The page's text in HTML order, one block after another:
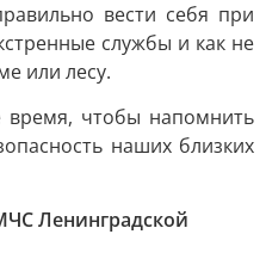
вести себя при
службы и как не
или лесу.
чтобы напомнить
наших близких
Ленинградской